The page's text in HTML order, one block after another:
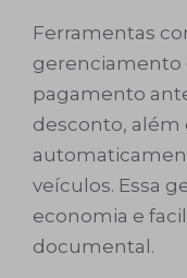
Ferramentas
gerenciamento
pagamento
desconto, além
veículos. Essa
economia e
documental.